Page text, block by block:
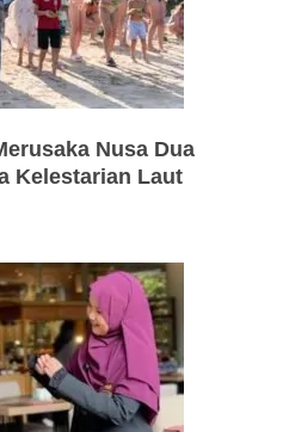
Nusa Dua
Kelestarian Laut